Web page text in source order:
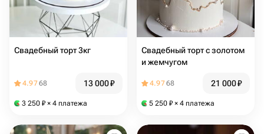
Свадебный торт 3кг
4.9768 13 000₽
3 250 ₽ × 4 платежа
Свадебный торт с золотом
и жемчугом
4.9768 21 000₽
5 250 ₽ × 4 платежа